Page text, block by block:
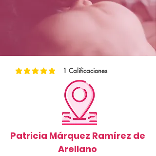
1 Calificaciones
la calificación promedio es 5 de 5, basada en 1
Patricia Márquez Ramírez de
Arellano